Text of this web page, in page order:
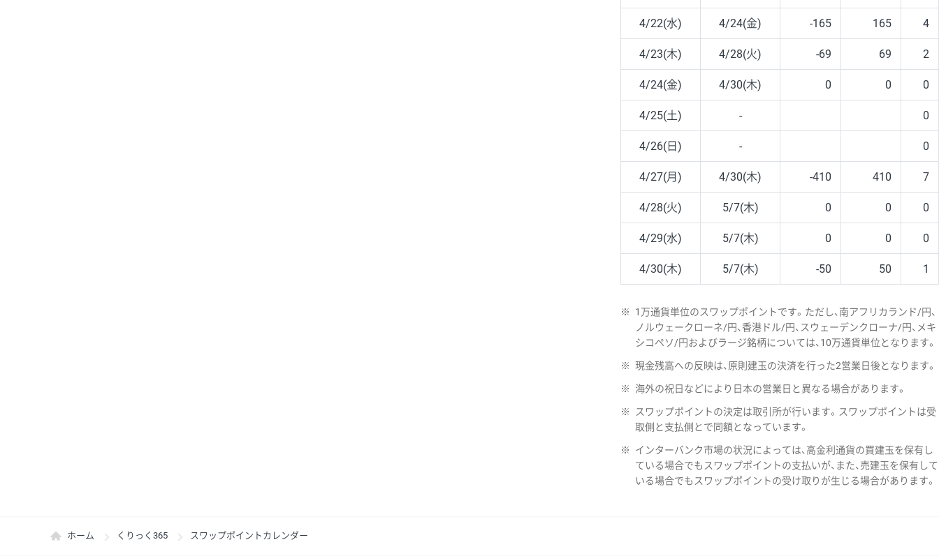
4/22(水) 4/24(金) -165 165 4
4/23(木) 4/28(火) -69 69 2
4/24(金) 4/30(木) 0 0 0
4/25(土) - 0
4/26(日) - 0
4/27(月) 4/30(木) -410 410 7
4/28(火) 5/7(木) 0 0 0
4/29(水) 5/7(木) 0 0 0
4/30(木) 5/7(木) -50 50 1
※
1万通貨単位のスワップポイントです。ただし、南アフリカランド/円、
ノルウェークローネ/円、香港ドル/円、スウェーデンクローナ/円、メキ
シコペソ/円およびラージ銘柄については、10万通貨単位となります。
※ 現金残高への反映は、原則建玉の決済を行った2営業日後となります。
※ 海外の祝日などにより日本の営業日と異なる場合があります。
※
スワップポイントの決定は取引所が行います。スワップポイントは受
取側と支払側とで同額となっています。
※
インターバンク市場の状況によっては、高金利通貨の買建玉を保有し
ている場合でもスワップポイントの支払いが、また、売建玉を保有して
いる場合でもスワップポイントの受け取りが生じる場合があります。
ホーム くりっく365 スワップポイントカレンダー